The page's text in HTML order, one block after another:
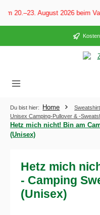
springen
August 2026 beim
Du bist hier: Home
Unisex Camping-Pullover & -
Hetz mich nicht! Bin am
(Unisex)
Hetz mich
- Camping
(Unisex)